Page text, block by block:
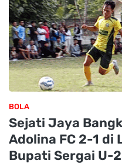
BOLA
Sejati Jaya
Adolina FC 2-1 di
Bupati Sergai U-